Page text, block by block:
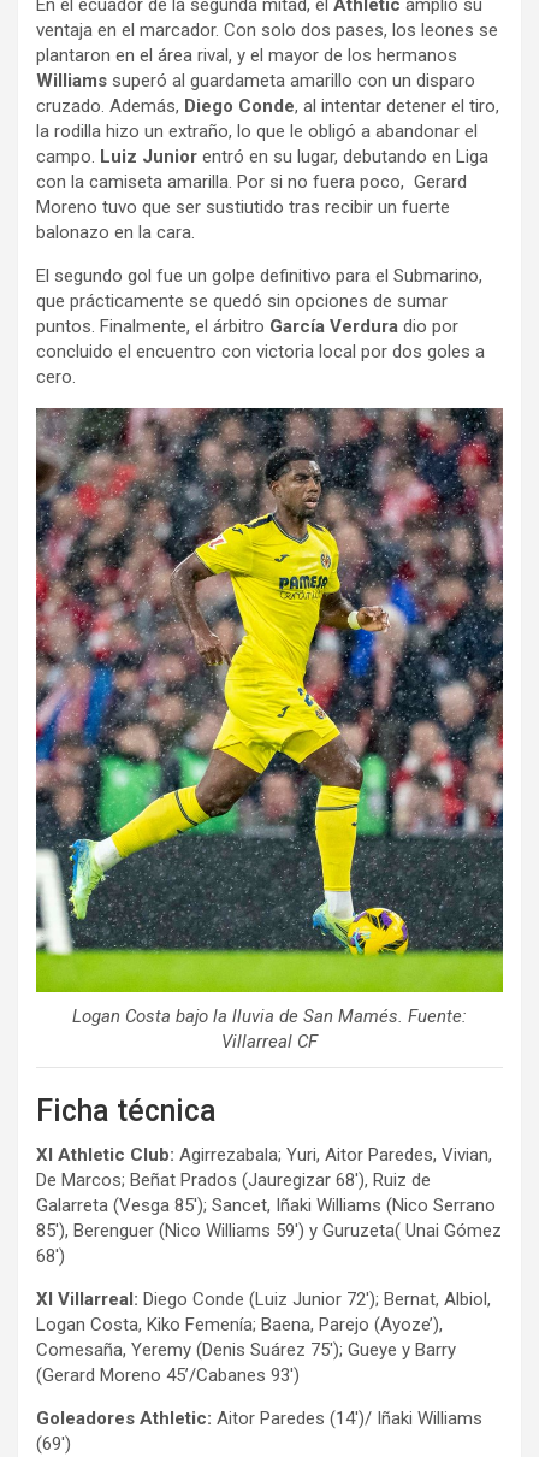
En el ecuador de la segunda mitad, el Athletic amplió su
ventaja en el marcador. Con solo dos pases, los leones se
plantaron en el área rival, y el mayor de los hermanos
Williams superó al guardameta amarillo con un disparo
cruzado. Además, Diego Conde, al intentar detener el tiro,
la rodilla hizo un extraño, lo que le obligó a abandonar el
campo. Luiz Junior entró en su lugar, debutando en Liga
con la camiseta amarilla. Por si no fuera poco, Gerard
Moreno tuvo que ser sustiutido tras recibir un fuerte
balonazo en la cara.
El segundo gol fue un golpe definitivo para el Submarino,
que prácticamente se quedó sin opciones de sumar
puntos. Finalmente, el árbitro García Verdura dio por
concluido el encuentro con victoria local por dos goles a
cero.
Logan Costa bajo la lluvia de San Mamés. Fuente:
Villarreal CF
Ficha técnica
XI Athletic Club: Agirrezabala; Yuri, Aitor Paredes, Vivian,
De Marcos; Beñat Prados (Jauregizar 68′), Ruiz de
Galarreta (Vesga 85′); Sancet, Iñaki Williams (Nico Serrano
85′), Berenguer (Nico Williams 59′) y Guruzeta( Unai Gómez
68′)
XI Villarreal: Diego Conde (Luiz Junior 72′); Bernat, Albiol,
Logan Costa, Kiko Femenía; Baena, Parejo (Ayoze’),
Comesaña, Yeremy (Denis Suárez 75′); Gueye y Barry
(Gerard Moreno 45’/Cabanes 93′)
Goleadores Athletic: Aitor Paredes (14′)/ Iñaki Williams
(69′)